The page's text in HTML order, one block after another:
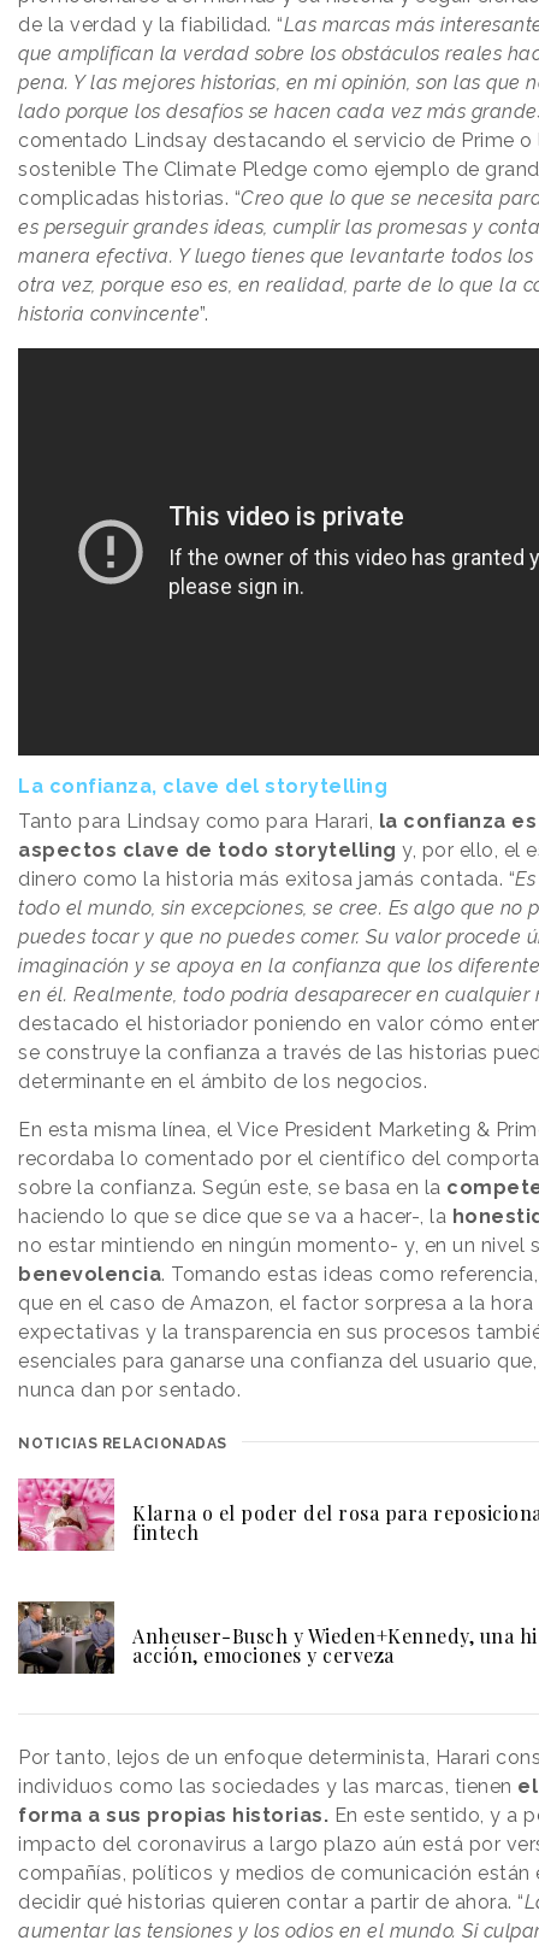
de la verdad y la fiabilidad. “Las marcas más
que amplifican la verdad sobre los obstáculos reales
pena. Y las mejores historias, en mi opinión, son las que
lado porque los desafíos se hacen cada vez más
comentado Lindsay destacando el servicio de Prime o
sostenible The Climate Pledge como ejemplo de
complicadas historias. “Creo que lo que se necesita
es perseguir grandes ideas, cumplir las promesas y
manera efectiva. Y luego tienes que levantarte todos
otra vez, porque eso es, en realidad, parte de lo que la
historia convincente”.
La confianza, clave del storytelling
Tanto para Lindsay como para Harari, la confianza
aspectos clave de todo storytelling y, por ello, el
dinero como la historia más exitosa jamás contada. “
todo el mundo, sin excepciones, se cree. Es algo que no
puedes tocar y que no puedes comer. Su valor procede
imaginación y se apoya en la confianza que los
en él. Realmente, todo podría desaparecer en cualquier
destacado el historiador poniendo en valor cómo
se construye la confianza a través de las historias
determinante en el ámbito de los negocios.
En esta misma línea, el Vice President Marketing &
recordaba lo comentado por el científico del
sobre la confianza. Según este, se basa en la
haciendo lo que se dice que se va a hacer-, la
no estar mintiendo en ningún momento- y, en un nivel
benevolencia. Tomando estas ideas como
que en el caso de Amazon, el factor sorpresa a la hora
expectativas y la transparencia en sus procesos
esenciales para ganarse una confianza del usuario
nunca dan por sentado.
NOTICIAS RELACIONADAS
Klarna o el poder del rosa para
fintech
Anheuser-Busch y Wieden+Kennedy, una
acción, emociones y cerveza
Por tanto, lejos de un enfoque determinista, Harari
individuos como las sociedades y las marcas, tienen
forma a sus propias historias. En este sentido, y a
impacto del coronavirus a largo plazo aún está por
compañías, políticos y medios de comunicación están
decidir qué historias quieren contar a partir de ahora. “
aumentar las tensiones y los odios en el mundo. Si